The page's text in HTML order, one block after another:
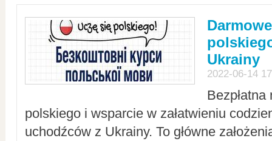
Ukrainy
2022-06-14
polskiego i wsparcie w załatwieniu
uchodźców z Ukrainy. To główne